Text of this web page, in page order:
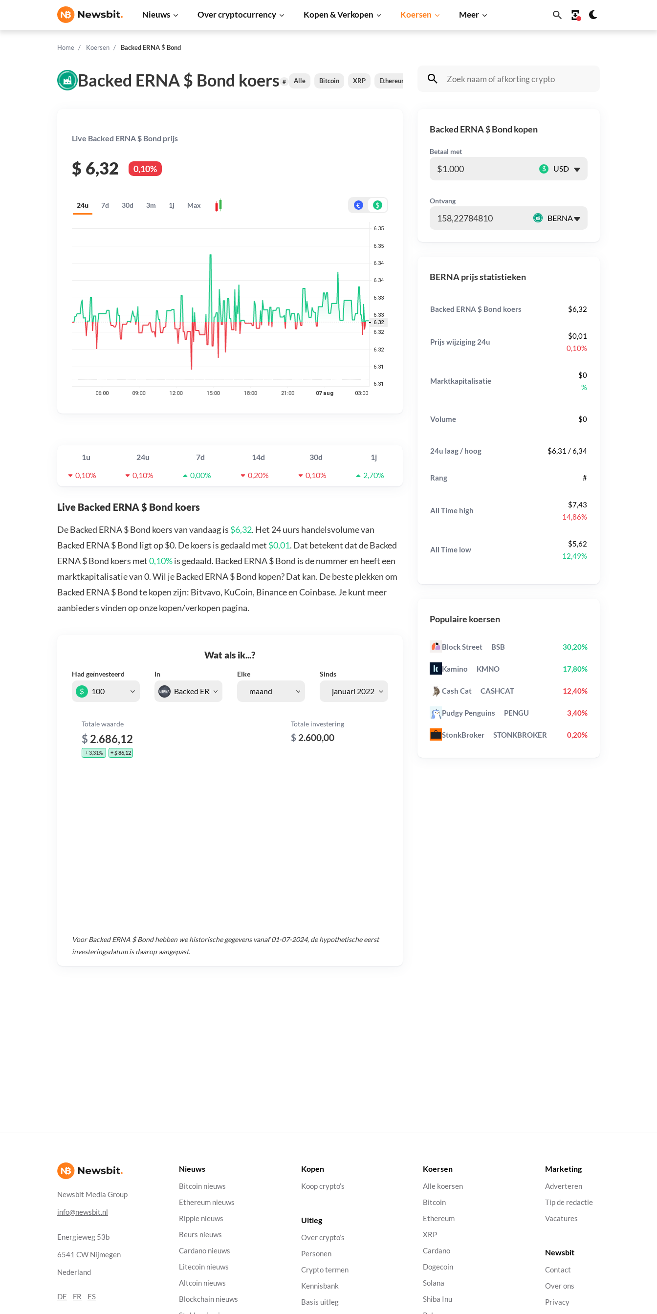
Nieuws Over cryptocurrency Kopen & Verkopen Koersen Meer
Home Koersen Backed ERNA $ Bond
Backed ERNA $ Bond koers # Alle Bitcoin XRP Ethereum Cardano Shiba Inu Dogecoin Solana
Live Backed ERNA $ Bond prijs
$ 6,32 0,10%
24u 7d 30d 3m 1j Max € $
1u 24u 7d 14d 30d
1j
0,10%
0,10% 0,00% 0,20% 0,10% 2,70%
Live Backed ERNA $ Bond koers
De Backed ERNA $ Bond koers van vandaag is $6,32. Het 24 uurs handelsvolume van
Backed ERNA $ Bond ligt op $0. De koers is gedaald met $0,01. Dat betekent dat de Backed
ERNA $ Bond koers met0,10%is gedaald. Backed ERNA $ Bond is de nummer en heeft een
marktkapitalisatie van 0. Wil je Backed ERNA $ Bond kopen? Dat kan. De beste plekken om
Backed ERNA $ Bond te kopen zijn: Bitvavo, KuCoin, Binance en Coinbase. Je kunt meer
aanbieders vinden op onze kopen/verkopen pagina.
Wat als ik...?
Had geïnvesteerd In Elke Sinds
$
Totale waarde
$ 2.686,12
+ 3,31% + $ 86,12
Totale investering
$ 2.600,00
VoorBacked ERNA $ Bondhebben we historische gegevens vanaf01-07-2024, de hypothetische eerst
investeringsdatum is daarop aangepast.
Backed ERNA $ Bond kopen
Betaal met
$
Ontvang
BERNA prijs statistieken
Backed ERNA $ Bond koers $6,32
Prijs wijziging 24u
$0,01
0,10%
Marktkapitalisatie
$0
%
Volume $0
24u laag / hoog $6,31 / 6,34
Rang #
All Time high
$7,43
14,86%
All Time low
$5,62
12,49%
Populaire koersen
Block Street BSB 30,20%
Kamino KMNO 17,80%
Cash Cat CASHCAT 12,40%
Pudgy Penguins PENGU 3,40%
StonkBroker STONKBROKER 0,20%
Newsbit Media Group
info@newsbit.nl
Energieweg 53b
6541 CW Nijmegen
Nederland
DE FR ES
Nieuws
Bitcoin nieuws
Ethereum nieuws
Ripple nieuws
Beurs nieuws
Cardano nieuws
Litecoin nieuws
Altcoin nieuws
Blockchain nieuws
Kopen
Koop crypto’s
Uitleg
Over crypto’s
Personen
Crypto termen
Kennisbank
Basis uitleg
Koersen
Alle koersen
Bitcoin
Ethereum
XRP
Cardano
Dogecoin
Solana
Shiba Inu
Marketing
Adverteren
Tip de redactie
Vacatures
Newsbit
Contact
Over ons
Privacy